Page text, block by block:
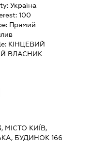
Україна
100
Прямий
КІНЦЕВИЙ
ВЛАСНИК
МІСТО КИЇВ,
БУДИНОК 166